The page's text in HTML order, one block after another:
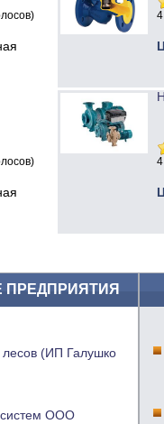
лесов (ИП Галушко
систем ООО